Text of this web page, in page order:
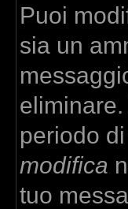
Puoi
sia un
periodo
modifica
tuo